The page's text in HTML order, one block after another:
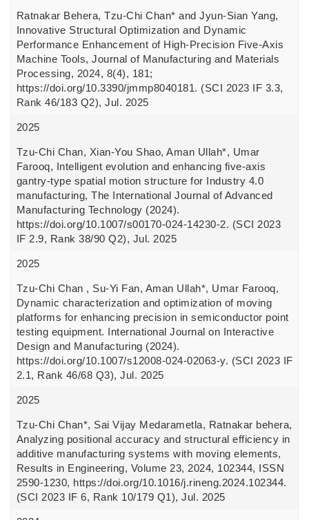
Ratnakar Behera, Tzu-Chi Chan* and Jyun-Sian Yang,
Innovative Structural Optimization and Dynamic
Performance Enhancement of High-Precision Five-Axis
Machine Tools, Journal of Manufacturing and Materials
Processing, 2024, 8(4), 181;
https://doi.org/10.3390/jmmp8040181. (SCI 2023 IF 3.3,
Rank 46/183 Q2), Jul. 2025
2025
Tzu-Chi Chan, Xian-You Shao, Aman Ullah*, Umar
Farooq, Intelligent evolution and enhancing five-axis
gantry-type spatial motion structure for Industry 4.0
manufacturing, The International Journal of Advanced
Manufacturing Technology (2024).
https://doi.org/10.1007/s00170-024-14230-2. (SCI 2023
IF 2.9, Rank 38/90 Q2), Jul. 2025
2025
Tzu-Chi Chan , Su-Yi Fan, Aman Ullah*, Umar Farooq,
Dynamic characterization and optimization of moving
platforms for enhancing precision in semiconductor point
testing equipment. International Journal on Interactive
Design and Manufacturing (2024).
https://doi.org/10.1007/s12008-024-02063-y. (SCI 2023 IF
2.1, Rank 46/68 Q3), Jul. 2025
2025
Tzu-Chi Chan*, Sai Vijay Medarametla, Ratnakar behera,
Analyzing positional accuracy and structural efficiency in
additive manufacturing systems with moving elements,
Results in Engineering, Volume 23, 2024, 102344, ISSN
2590-1230, https://doi.org/10.1016/j.rineng.2024.102344.
(SCI 2023 IF 6, Rank 10/179 Q1), Jul. 2025